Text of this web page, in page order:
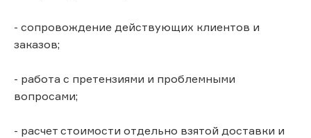
- сопровождение действующих клиентов и
заказов;
- работа с претензиями и проблемными
вопросами;
- расчет стоимости отдельно взятой доставки и